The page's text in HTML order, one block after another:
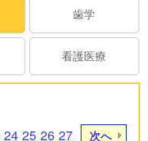
歯学
看護医療
24 25 26 27 次へ